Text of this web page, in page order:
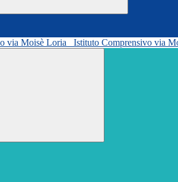
Istituto Comprensivo via